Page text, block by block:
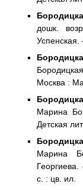
дошк.
Москва :
Марина
Детская
Марина
с. : цв. ил.